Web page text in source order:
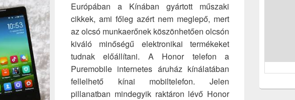
Európában a Kínában gyártott műszaki
cikkek, ami főleg azért nem meglepő, mert
az olcsó munkaerőnek köszönhetően olcsón
kiváló minőségű elektronikai termékeket
tudnak előállítani. A Honor telefon a
Puremobile internetes áruház kínálatában
fellelhető kínai mobiltelefon. Jelen
pillanatban mindegyik raktáron lévő Honor